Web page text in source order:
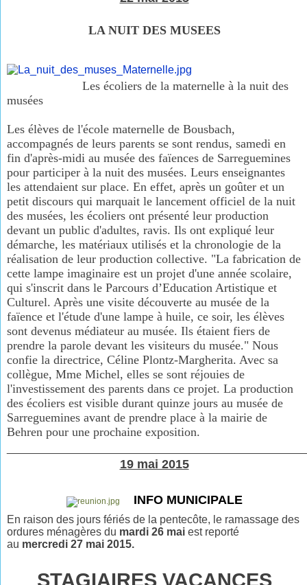
LA NUIT DES MUSEES
Les écoliers de la maternelle à la nuit des
musées
Les élèves de l'école maternelle de Bousbach,
accompagnés de leurs parents se sont rendus, samedi en
fin d'après-midi au musée des faïences de Sarreguemines
pour participer à la nuit des musées. Leurs enseignantes
les attendaient sur place. En effet, après un goûter et un
petit discours qui marquait le lancement officiel de la nuit
des musées, les écoliers ont présenté leur production
devant un public d'adultes, ravis. Ils ont expliqué leur
démarche, les matériaux utilisés et la chronologie de la
réalisation de leur production collective. "La fabrication de
cette lampe imaginaire est un projet d'une année scolaire,
qui s'inscrit dans le Parcours d’Education Artistique et
Culturel. Après une visite découverte au musée de la
faïence et l'étude d'une lampe à huile, ce soir, les élèves
sont devenus médiateur au musée. Ils étaient fiers de
prendre la parole devant les visiteurs du musée." Nous
confie la directrice, Céline Plontz-Margherita. Avec sa
collègue, Mme Michel, elles se sont réjouies de
l'investissement des parents dans ce projet. La production
des écoliers est visible durant quinze jours au musée de
Sarreguemines avant de prendre place à la mairie de
Behren pour une prochaine exposition.
19 mai 2015
INFO MUNICIPALE
En raison des jours fériés de la pentecôte, le ramassage des
ordures ménagères du mardi 26 maiest reporté
au mercredi 27 mai 2015.
STAGIAIRES VACANCES